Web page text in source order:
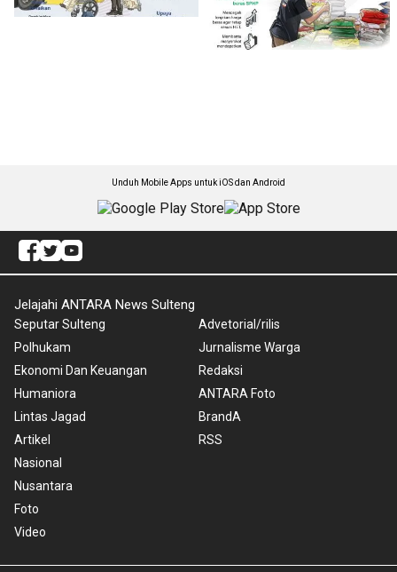
Unduh Mobile Apps untuk iOS dan Android
Jelajahi ANTARA News Sulteng
Seputar Sulteng
Polhukam
Ekonomi Dan Keuangan
Humaniora
Lintas Jagad
Artikel
Nasional
Nusantara
Foto
Video
Advetorial/rilis
Jurnalisme Warga
Redaksi
ANTARA Foto
BrandA
RSS